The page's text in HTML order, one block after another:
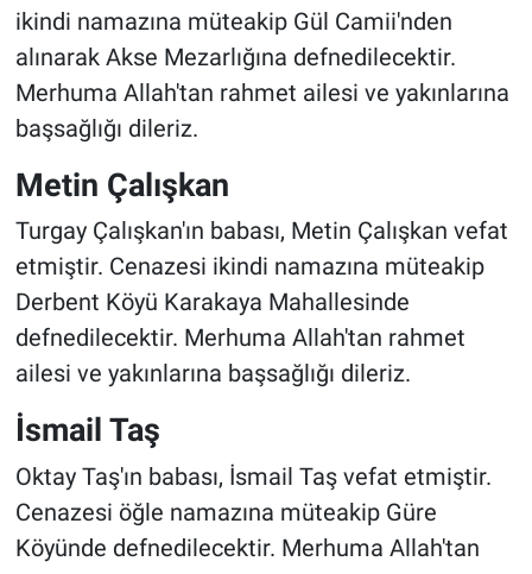
ikindi namazına müteakip Gül Camii'nden
alınarak Akse Mezarlığına defnedilecektir.
Merhuma Allah'tan rahmet ailesi ve yakınlarına
başsağlığı dileriz.
Metin Çalışkan
Turgay Çalışkan'ın babası, Metin Çalışkan vefat
etmiştir. Cenazesi ikindi namazına müteakip
Derbent Köyü Karakaya Mahallesinde
defnedilecektir. Merhuma Allah'tan rahmet
ailesi ve yakınlarına başsağlığı dileriz.
İsmail Taş
Oktay Taş'ın babası, İsmail Taş vefat etmiştir.
Cenazesi öğle namazına müteakip Güre
Köyünde defnedilecektir. Merhuma Allah'tan